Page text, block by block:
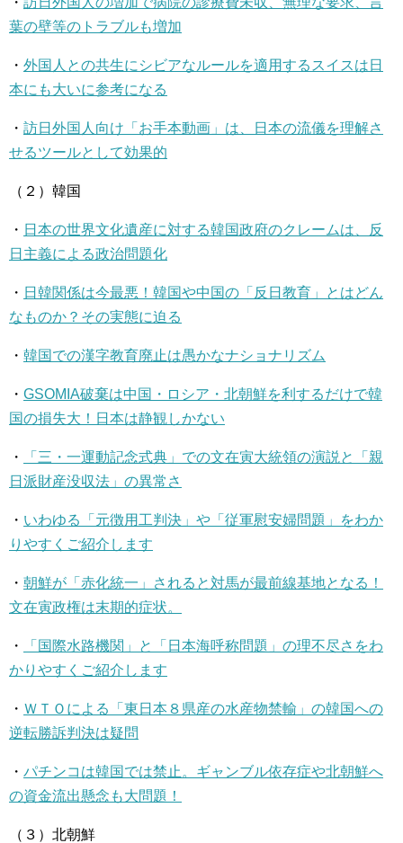
葉の壁等のトラブルも増加
・ 外国人との共生にシビアなルールを適用するスイスは日
本にも大いに参考になる
・ 訪日外国人向け「お手本動画」は、日本の流儀を理解さ
せるツールとして効果的
（２）韓国
・ 日本の世界文化遺産に対する韓国政府のクレームは、反
日主義による政治問題化
・ 日韓関係は今最悪！韓国や中国の「反日教育」とはどん
なものか？その実態に迫る
・ 韓国での漢字教育廃止は愚かなナショナリズム
・ GSOMIA破棄は中国・ロシア・北朝鮮を利するだけで韓
国の損失大！日本は静観しかない
・
「三・一運動記念式典」での文在寅大統領の演説と「親
日派財産没収法」の異常さ
・ いわゆる「元徴用工判決」や「従軍慰安婦問題」をわか
りやすくご紹介します
・ 朝鮮が「赤化統一」されると対馬が最前線基地となる！
文在寅政権は末期的症状。
・
「国際水路機関」と「日本海呼称問題」の理不尽さをわ
かりやすくご紹介します
・ ＷＴＯによる「東日本８県産の水産物禁輸」の韓国への
逆転勝訴判決は疑問
・ パチンコは韓国では禁止。ギャンブル依存症や北朝鮮へ
の資金流出懸念も大問題！
（３）北朝鮮